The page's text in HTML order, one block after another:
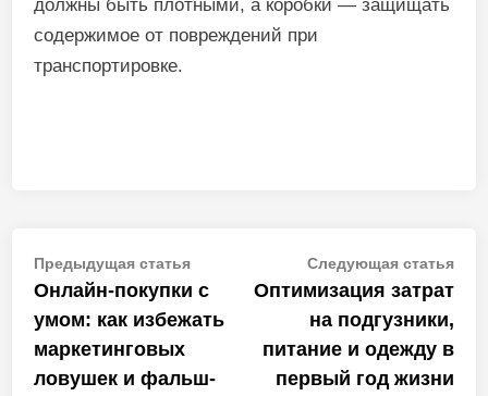
должны быть плотными, а коробки — защищать
содержимое от повреждений при
транспортировке.
Навигация
по
записям
Предыдущая статьяПредыдущая
статья:
Онлайн-покупки с
умом: как избежать
маркетинговых
ловушек и фальш-
Следующая статья
Оптимизация затрат
на подгузники,
питание и одежду в
первый год жизни